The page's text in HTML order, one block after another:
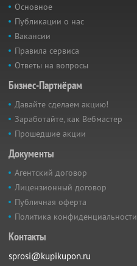
Основное
Публикации о нас
Вакансии
Правила сервиса
Ответы на вопросы
Бизнес-Партнёрам
Давайте сделаем акцию!
Заработайте, как Вебмастер
Прошедшие акции
Документы
Агентский договор
Лицензионный договор
Публичная оферта
Политика конфиденциальности
Контакты
sprosi@kupikupon.ru